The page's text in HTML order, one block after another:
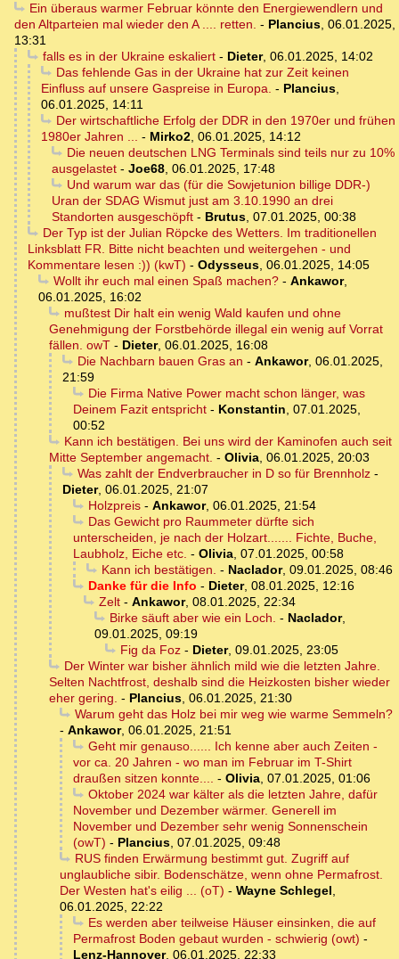
Ein überaus warmer Februar könnte den Energiewendlern und
den Altparteien mal wieder den A .... retten. - Plancius, 06.01.2025,
13:31
falls es in der Ukraine eskaliert- Dieter, 06.01.2025, 14:02
Das fehlende Gas in der Ukraine hat zur Zeit keinen
Einfluss auf unsere Gaspreise in Europa. - Plancius,
06.01.2025, 14:11
Der wirtschaftliche Erfolg der DDR in den 1970er und frühen
1980er Jahren ... - Mirko2, 06.01.2025, 14:12
Die neuen deutschen LNG Terminals sind teils nur zu 10%
ausgelastet - Joe68, 06.01.2025, 17:48
Und warum war das (für die Sowjetunion billige DDR-)
Uran der SDAG Wismut just am 3.10.1990 an drei
Standorten ausgeschöpft - Brutus, 07.01.2025, 00:38
Der Typ ist der Julian Röpcke des Wetters. Im traditionellen
Linksblatt FR. Bitte nicht beachten und weitergehen - und
Kommentare lesen :)) (kwT) - Odysseus, 06.01.2025, 14:05
Wollt ihr euch mal einen Spaß machen?- Ankawor,
06.01.2025, 16:02
mußtest Dir halt ein wenig Wald kaufen und ohne
Genehmigung der Forstbehörde illegal ein wenig auf Vorrat
fällen. owT - Dieter, 06.01.2025, 16:08
Die Nachbarn bauen Gras an - Ankawor, 06.01.2025,
21:59
Die Firma Native Power macht schon länger, was
Deinem Fazit entspricht - Konstantin, 07.01.2025,
00:52
Kann ich bestätigen. Bei uns wird der Kaminofen auch seit
Mitte September angemacht. - Olivia, 06.01.2025, 20:03
Was zahlt der Endverbraucher in D so für Brennholz-
Dieter, 06.01.2025, 21:07
Holzpreis- Ankawor, 06.01.2025, 21:54
Das Gewicht pro Raummeter dürfte sich
unterscheiden, je nach der Holzart....... Fichte, Buche,
Laubholz, Eiche etc. - Olivia, 07.01.2025, 00:58
Kann ich bestätigen. - Naclador, 09.01.2025, 08:46
Danke für die Info - Dieter, 08.01.2025, 12:16
Zelt- Ankawor, 08.01.2025, 22:34
Birke säuft aber wie ein Loch. - Naclador,
09.01.2025, 09:19
Fig da Foz- Dieter, 09.01.2025, 23:05
Der Winter war bisher ähnlich mild wie die letzten Jahre.
Selten Nachtfrost, deshalb sind die Heizkosten bisher wieder
eher gering. - Plancius, 06.01.2025, 21:30
Warum geht das Holz bei mir weg wie warme Semmeln?
- Ankawor, 06.01.2025, 21:51
Geht mir genauso...... Ich kenne aber auch Zeiten -
vor ca. 20 Jahren - wo man im Februar im T-Shirt
draußen sitzen konnte.... - Olivia, 07.01.2025, 01:06
Oktober 2024 war kälter als die letzten Jahre, dafür
November und Dezember wärmer. Generell im
November und Dezember sehr wenig Sonnenschein
(owT) - Plancius, 07.01.2025, 09:48
RUS finden Erwärmung bestimmt gut. Zugriff auf
unglaubliche sibir. Bodenschätze, wenn ohne Permafrost.
Der Westen hat's eilig ... (oT) - Wayne Schlegel,
06.01.2025, 22:22
Es werden aber teilweise Häuser einsinken, die auf
Permafrost Boden gebaut wurden - schwierig (owt) -
Lenz-Hannover, 06.01.2025, 22:33